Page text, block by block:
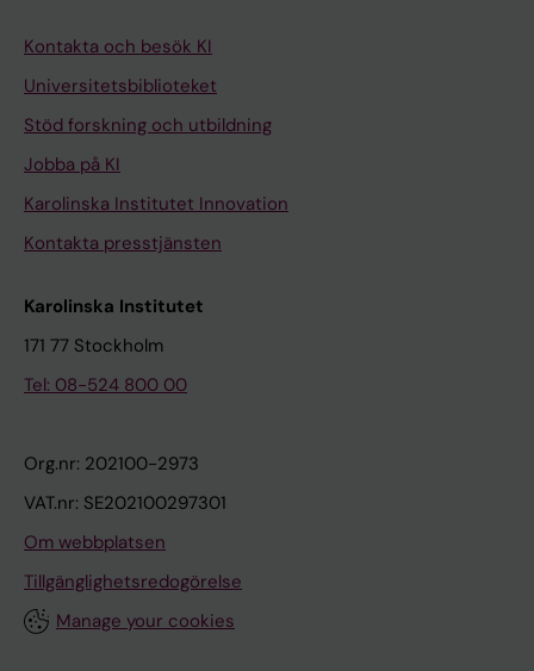
Kontakta och besök KI
Universitetsbiblioteket
Stöd forskning och utbildning
Jobba på KI
Karolinska Institutet Innovation
Kontakta presstjänsten
Karolinska Institutet
171 77 Stockholm
Tel: 08-524 800 00
Org.nr: 202100-2973
VAT.nr: SE202100297301
Om webbplatsen
Tillgänglighetsredogörelse
Manage your cookies